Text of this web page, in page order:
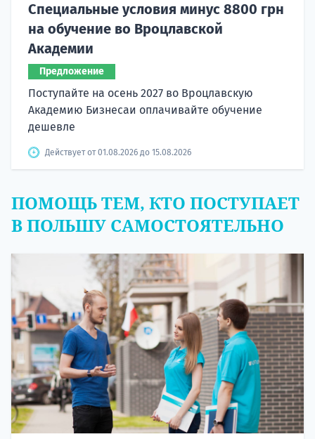
Специальные условия минус 8800 грн
на обучение во Вроцлавской
Академии
Предложение
Поступайте на осень 2027 во Вроцлавскую
Академию Бизнесаи оплачивайте обучение
дешевле
Действует от 01.08.2026 до 15.08.2026
ПОМОЩЬ ТЕМ, КТО ПОСТУПАЕТ
В ПОЛЬШУ САМОСТОЯТЕЛЬНО